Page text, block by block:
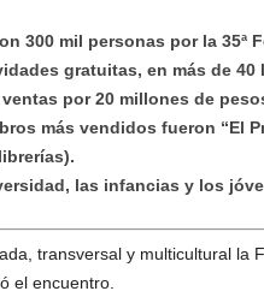
300 mil personas por la 35ª
gratuitas, en más de 40
por 20 millones de
más vendidos fueron “El
las infancias y los
transversal y multicultural la
el encuentro.